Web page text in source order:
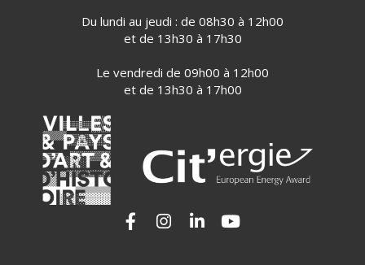
Du lundi au jeudi : de 08h30 à 12h00
et de 13h30 à 17h30
Le vendredi de 09h00 à 12h00
et de 13h30 à 17h00
Lien vers le compte Facebook
Lien vers le compte Instagram
Lien vers le compte